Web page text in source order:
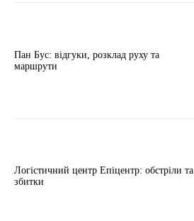
Пан Бус: відгуки, розклад руху та
маршрути
Логістичний центр Епіцентр: обстріли та
збитки